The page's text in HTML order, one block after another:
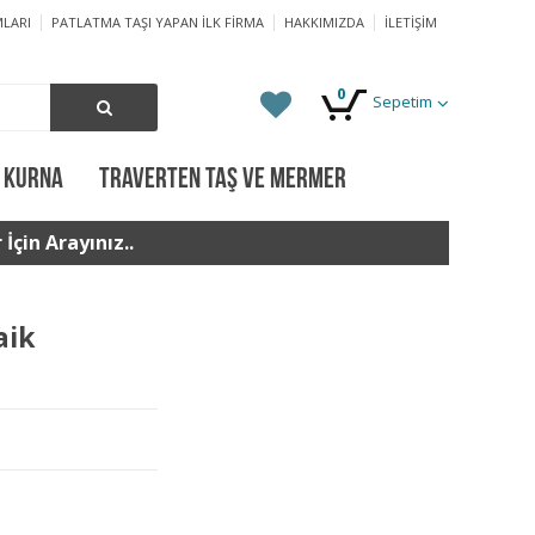
PATLATMA TAŞI YAPAN İLK FIRMA HAKKIMIZDA İLETIŞIM
Sepetim
0
TRAVERTEN TAŞ VE MERMER
Arayınız..